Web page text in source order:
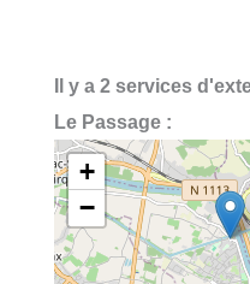
Il y a 2 services
Le Passage :
+
−